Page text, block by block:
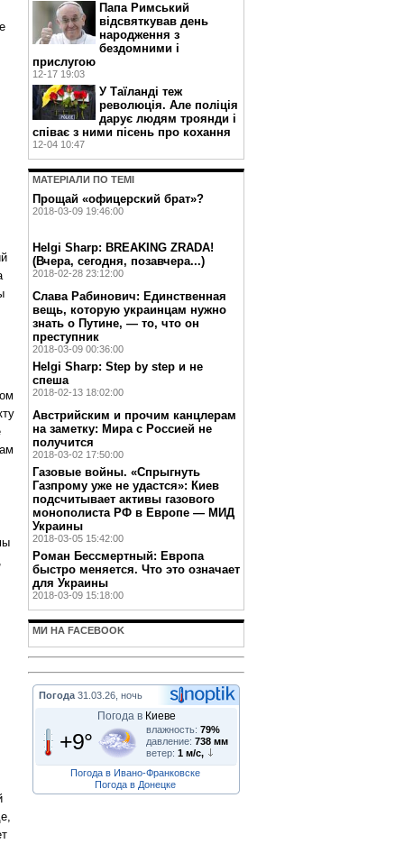
Папа Римський
відсвяткував день
народження з
бездомними і
прислугою
12-17 19:03
У Таїланді теж
революція. Але поліція
дарує людям троянди і
співає з ними пісень про кохання
12-04 10:47
МАТЕРIАЛИ ПО ТЕМI
Прощай «офицерский брат»?
2018-03-09 19:46:00
Helgi Sharp: BREAKING ZRADA!
(Вчера, сегодня, позавчера...)
2018-02-28 23:12:00
Слава Рабинович: Единственная
вещь, которую украинцам нужно
знать о Путине, — то, что он
преступник
2018-03-09 00:36:00
Helgi Sharp: Step by step и не
спеша
2018-02-13 18:02:00
Австрийским и прочим канцлерам
на заметку: Мира с Россией не
получится
2018-03-02 17:50:00
Газовые войны. «Спрыгнуть
Газпрому уже не удастся»: Киев
подсчитывает активы газового
монополиста РФ в Европе — МИД
Украины
2018-03-05 15:42:00
Роман Бессмертный: Европа
быстро меняется. Что это означает
для Украины
2018-03-09 15:18:00
МИ НА FACEBOOK
Погода 31.03.26, ночь
Погода в Киеве
+9° влажность: 79%
давление: 738 мм
ветер: 1 м/с,
Погода в Ивано-Франковске
Погода в Донецке